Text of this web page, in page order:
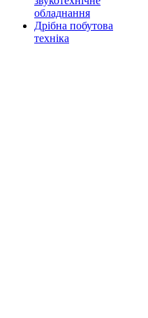
обладнання
Дрібна побутова
техніка